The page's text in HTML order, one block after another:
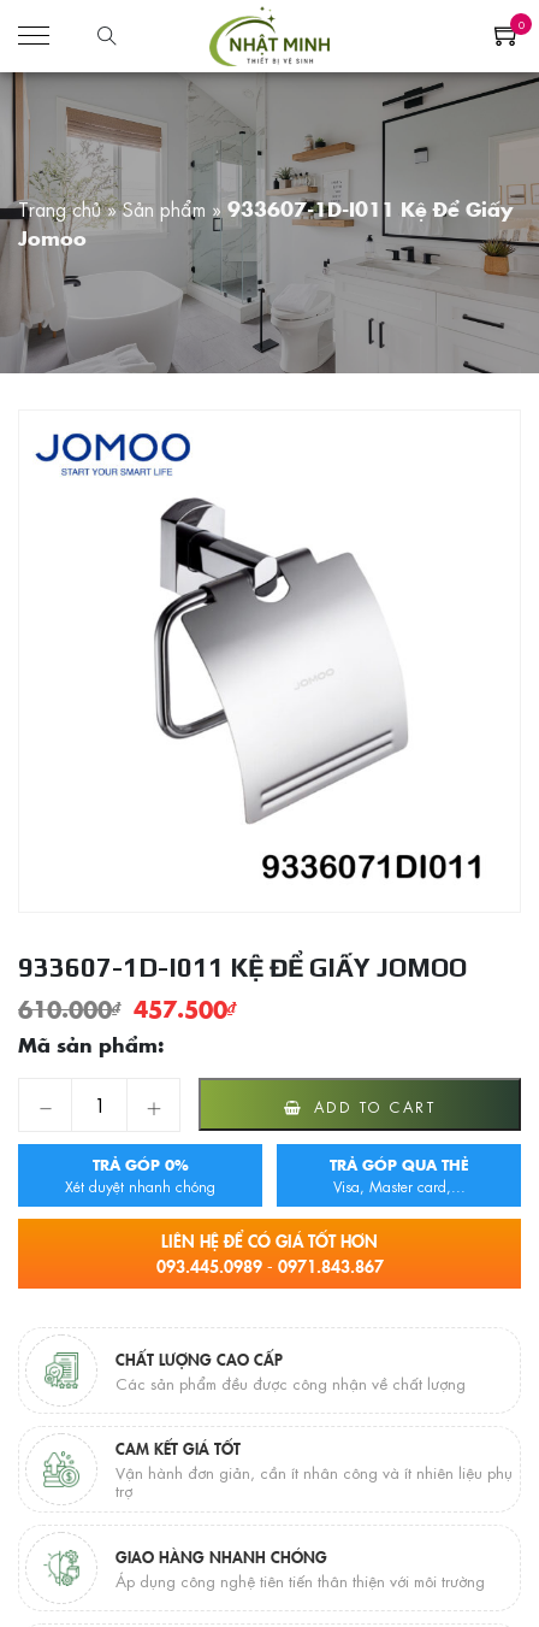
0
Trang chủ»Sản phẩm » 933607-1D-I011 Kệ Để Giấy
Jomoo
933607-1D-I011 KỆ ĐỂ GIẤY JOMOO
610.000₫ 457.500₫
Mã sản phẩm:
933607-1D-I011 Kệ Để Giấy Jomoo quantity
ADD TO CART
TRẢ GÓP 0%
Xét duyệt nhanh chóng
TRẢ GÓP QUA THẺ
Visa, Master card,...
LIÊN HỆ ĐỂ CÓ GIÁ TỐT HƠN
093.445.0989 - 0971.843.867
CHẤT LƯỢNG CAO CẤP
Các sản phẩm đều được công nhận về chất lượng
CAM KẾT GIÁ TỐT
Vận hành đơn giản, cần ít nhân công và ít nhiên liệu phụ
trợ
GIAO HÀNG NHANH CHÓNG
Áp dụng công nghệ tiên tiến thân thiện với môi trường